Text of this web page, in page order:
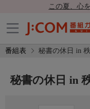
この夏、心
番組表 秘書の休日 in
秘書の休日 in